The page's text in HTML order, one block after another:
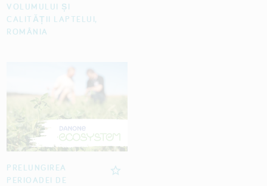
VOLUMULUI ȘI
CALITĂȚII LAPTELUI,
ROMÂNIA
PRELUNGIREA
PERIOADEI DE